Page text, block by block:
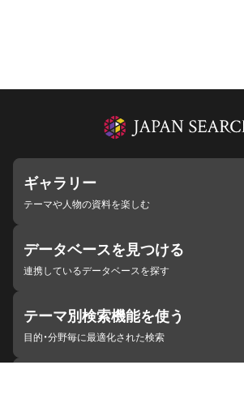
ギャラリー
テーマや人物の資料を楽しむ
データベースを見つける
連携しているデータベースを探す
テーマ別検索機能を使う
目的・分野毎に最適化された検索